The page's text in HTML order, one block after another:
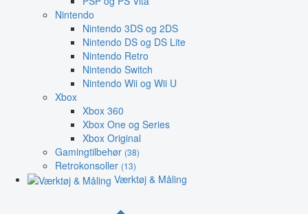
Nintendo
Nintendo 3DS og 2DS
Nintendo DS og DS Lite
Nintendo Retro
Nintendo Switch
Nintendo Wii og Wii U
Xbox
Xbox 360
Xbox One og Series
Xbox Original
Gamingtilbehør (38)
Retrokonsoller (13)
Værktøj & Måling